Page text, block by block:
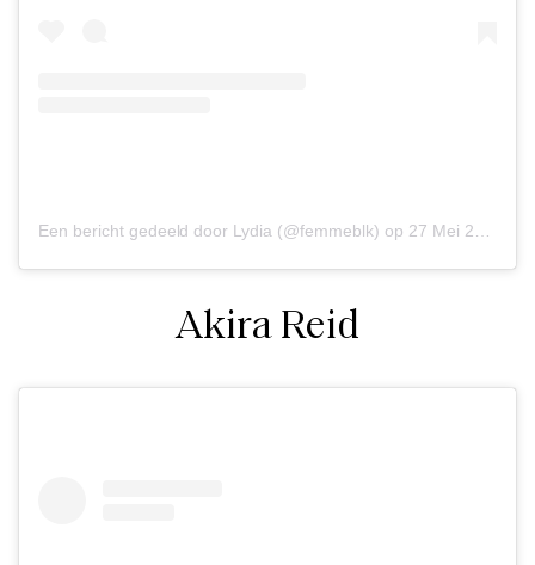
Een bericht gedeeld door Lydia (@femmeblk) op 27 Mei 2020 om 12:24 (PDT)
Akira Reid